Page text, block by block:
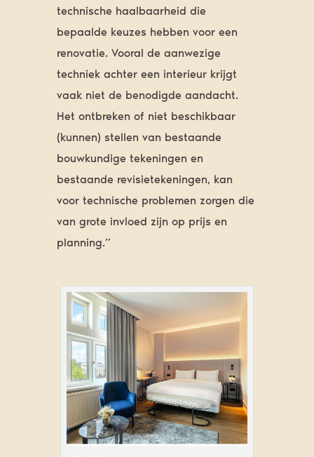
technische haalbaarheid die
bepaalde keuzes hebben voor een
renovatie. Vooral de aanwezige
techniek achter een interieur krijgt
vaak niet de benodigde aandacht.
Het ontbreken of niet beschikbaar
(kunnen) stellen van bestaande
bouwkundige tekeningen en
bestaande revisietekeningen, kan
voor technische problemen zorgen die
van grote invloed zijn op prijs en
planning.”